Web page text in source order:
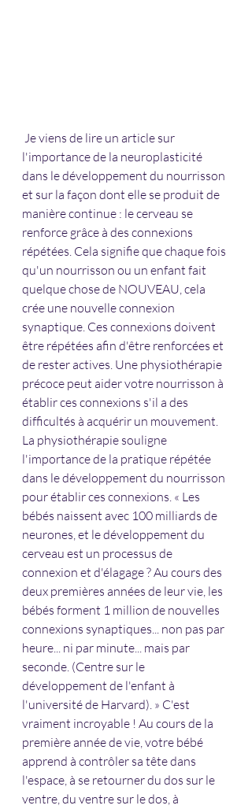
Je viens de lire un article sur
l'importance de la neuroplasticité
dans le développement du nourrisson
et sur la façon dont elle se produit de
manière continue : le cerveau se
renforce grâce à des connexions
répétées. Cela signifie que chaque fois
qu'un nourrisson ou un enfant fait
quelque chose de NOUVEAU, cela
crée une nouvelle connexion
synaptique. Ces connexions doivent
être répétées afin d'être renforcées et
de rester actives. Une physiothérapie
précoce peut aider votre nourrisson à
établir ces connexions s'il a des
difficultés à acquérir un mouvement.
La physiothérapie souligne
l'importance de la pratique répétée
dans le développement du nourrisson
pour établir ces connexions. « Les
bébés naissent avec 100 milliards de
neurones, et le développement du
cerveau est un processus de
connexion et d'élagage ? Au cours des
deux premières années de leur vie, les
bébés forment 1 million de nouvelles
connexions synaptiques... non pas par
heure... ni par minute... mais par
seconde. (Centre sur le
développement de l'enfant à
l'université de Harvard). » C'est
vraiment incroyable ! Au cours de la
première année de vie, votre bébé
apprend à contrôler sa tête dans
l'espace, à se retourner du dos sur le
ventre, du ventre sur le dos, à